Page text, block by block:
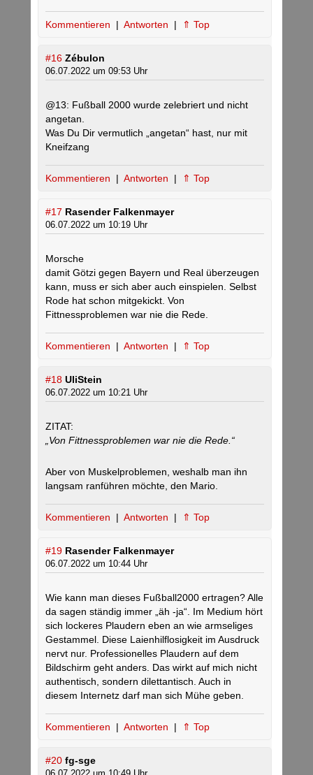
Kommentieren | Antworten | ⇑ Top
#16 Zébulon
06.07.2022 um 09:53 Uhr
@13: Fußball 2000 wurde zelebriert und nicht
angetan.
Was Du Dir vermutlich „angetan“ hast, nur mit
Kneifzang
Kommentieren | Antworten | ⇑ Top
#17 Rasender Falkenmayer
06.07.2022 um 10:19 Uhr
Morsche
damit Götzi gegen Bayern und Real überzeugen
kann, muss er sich aber auch einspielen. Selbst
Rode hat schon mitgekickt. Von
Fittnessproblemen war nie die Rede.
Kommentieren | Antworten | ⇑ Top
#18 UliStein
06.07.2022 um 10:21 Uhr
ZITAT:
„Von Fittnessproblemen war nie die Rede.“
Aber von Muskelproblemen, weshalb man ihn
langsam ranführen möchte, den Mario.
Kommentieren | Antworten | ⇑ Top
#19 Rasender Falkenmayer
06.07.2022 um 10:44 Uhr
Wie kann man dieses Fußball2000 ertragen? Alle
da sagen ständig immer „äh -ja“. Im Medium hört
sich lockeres Plaudern eben an wie armseliges
Gestammel. Diese Laienhilflosigkeit im Ausdruck
nervt nur. Professionelles Plaudern auf dem
Bildschirm geht anders. Das wirkt auf mich nicht
authentisch, sondern dilettantisch. Auch in
diesem Internetz darf man sich Mühe geben.
Kommentieren | Antworten | ⇑ Top
#20 fg-sge